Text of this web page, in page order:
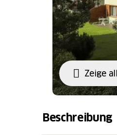
Zeige
Beschreibung